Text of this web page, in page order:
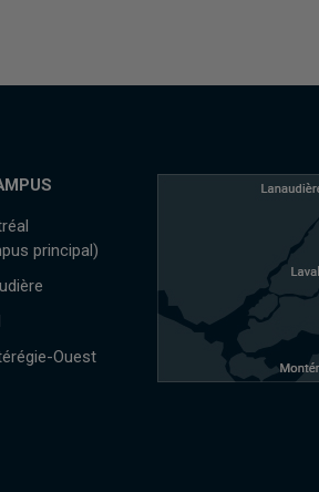
principal)
Ouest